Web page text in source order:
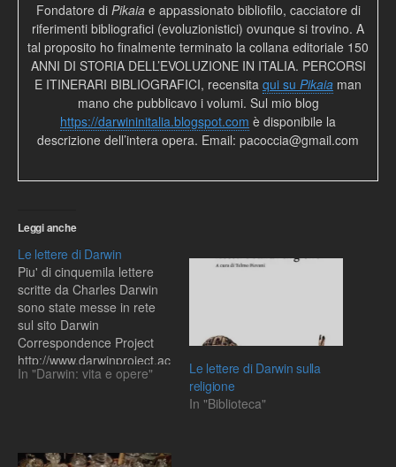
Fondatore di Pikaiae appassionato bibliofilo, cacciatore di
riferimenti bibliografici (evoluzionistici) ovunque si trovino. A
tal proposito ho finalmente terminato la collana editoriale 150
ANNI DI STORIA DELL’EVOLUZIONE IN ITALIA. PERCORSI
E ITINERARI BIBLIOGRAFICI, recensita qui su Pikaia man
mano che pubblicavo i volumi. Sul mio blog
https://darwininitalia.blogspot.com è disponibile la
descrizione dell’intera opera. Email: pacoccia@gmail.com
Leggi anche
Le lettere di Darwin
Piu' di cinquemila lettere
scritte da Charles Darwin
sono state messe in rete
sul sito Darwin
Correspondence Project
http://www.darwinproject.ac
.uk/, un progetto collegato
molti aspetti della
In "Darwin: vita e opere"
Le lettere di Darwin sulla
religione
In "Biblioteca"